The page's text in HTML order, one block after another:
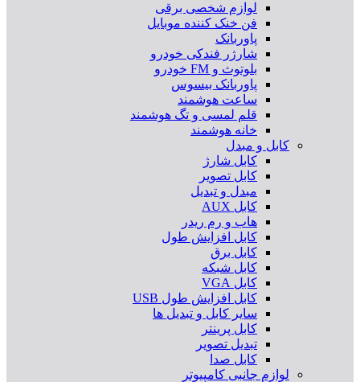
لوازم شخصی برقی
فن خنک کننده موبایل
پاوربانک
شارژر فندکی خودرو
بلوتوث و FM خودرو
پاوربانک بیسوس
ساعت هوشمند
قلم لمسی و تگ هوشمند
خانه هوشمند
کابل و مبدل
کابل شارژ
کابل تصویر
مبدل و تبدیل
کابل AUX
هاب و رم ریدر
کابل افزایش طول
کابل برق
کابل شبکه
کابل VGA
کابل افزایش طول USB
سایر کابل و تبدیل ها
کابل پرینتر
تبدیل تصویر
کابل صدا
لوازم جانبی کامپیوتر